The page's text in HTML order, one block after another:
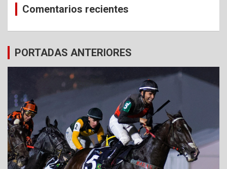
Comentarios recientes
PORTADAS ANTERIORES